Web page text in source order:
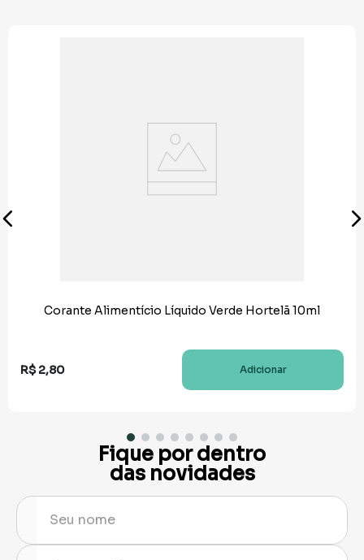
Corante Alimentício Líquido Verde Hortelã 10ml
R$ 2,80 Adicionar
Fique por dentro
das novidades